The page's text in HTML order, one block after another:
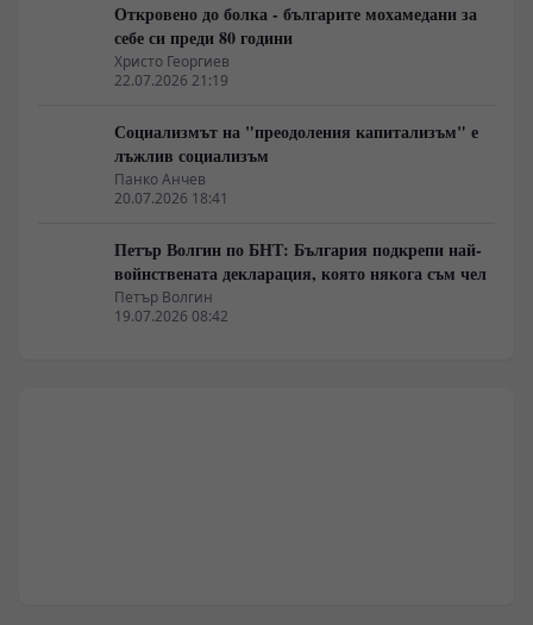
Откровено до болка - българите мохамедани за
себе си преди 80 години
Христо Георгиев
22.07.2026 21:19
Социализмът на "преодоления капитализъм" е
лъжлив социализъм
Панко Анчев
20.07.2026 18:41
Петър Волгин по БНТ: България подкрепи най-
войнствената декларация, която някога съм чел
Петър Волгин
19.07.2026 08:42